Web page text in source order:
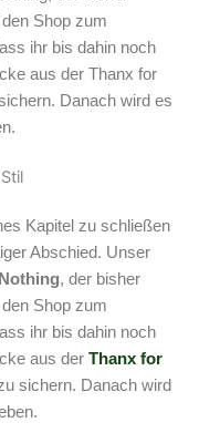
Shop zum
ihr bis dahin noch
aus der Thanx for
Danach wird es
Kapitel zu schließen
Abschied. Unser
, der bisher
Shop zum
ihr bis dahin noch
aus der Thanx for
sichern. Danach wird